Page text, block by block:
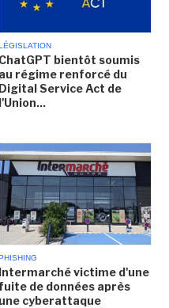
ChatGPT bientôt soumis
au régime renforcé du
Digital Service Act de
l'Union...
Intermarché victime d'une
fuite de données après
une cyberattaque